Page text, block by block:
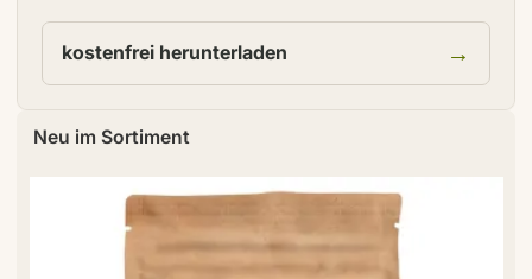
kostenfrei herunterladen →
Neu im Sortiment